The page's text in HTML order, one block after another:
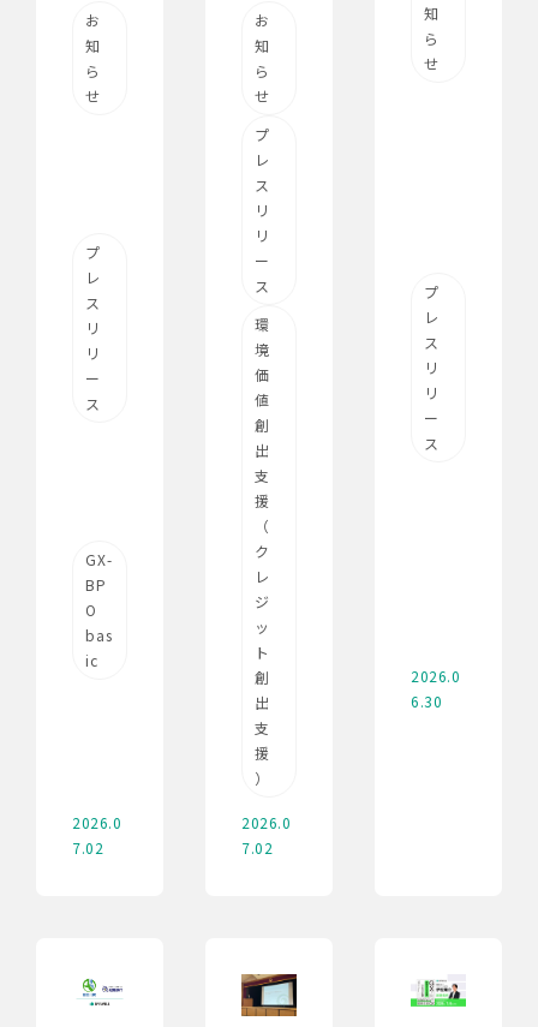
お
知
ら
せ
プ
レ
ス
リ
リ
ー
ス
GX-
BP
O
bas
ic
2026.0
7.02
お
知
ら
せ
プ
レ
ス
リ
リ
ー
ス
環
境
価
値
創
出
支
援
（
ク
レ
ジ
ッ
ト
創
出
支
援
）
2026.0
7.02
知
ら
せ
プ
レ
ス
リ
リ
ー
ス
2026.0
6.30